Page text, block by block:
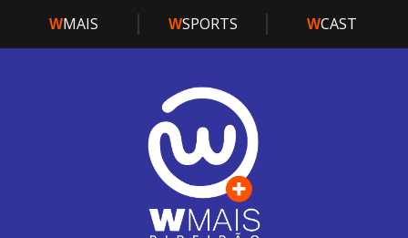
WMAIS WSPORTS WCAST